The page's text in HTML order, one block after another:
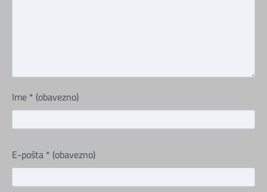
Ime * (obavezno)
E-pošta * (obavezno)